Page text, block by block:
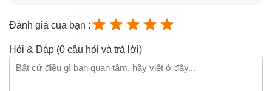
Đánh giá của bạn :
Hỏi & Đáp (0 câu hỏi và trả lời)